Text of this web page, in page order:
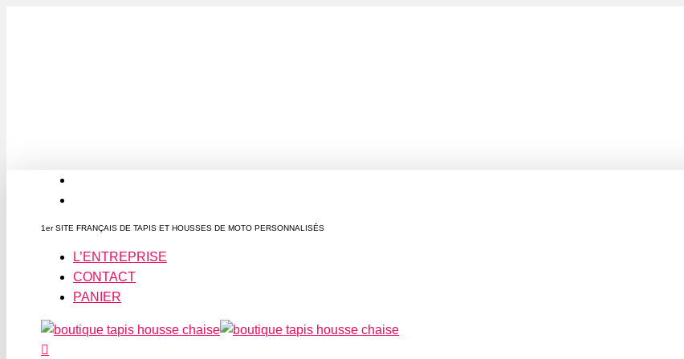
1er SITE FRANÇAIS DE TAPIS ET HOUSSES DE MOTO PERSONNALISÉS
L’ENTREPRISE
CONTACT
PANIER